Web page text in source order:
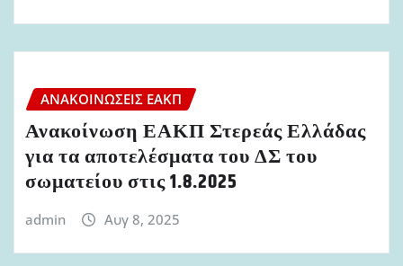
ΑΝΑΚΟΙΝΏΣΕΙΣ ΕΑΚΠ
Ανακοίνωση ΕΑΚΠ Στερεάς Ελλάδας
για τα αποτελέσματα του ΔΣ του
σωματείου στις 1.8.2025
admin Αυγ 8, 2025